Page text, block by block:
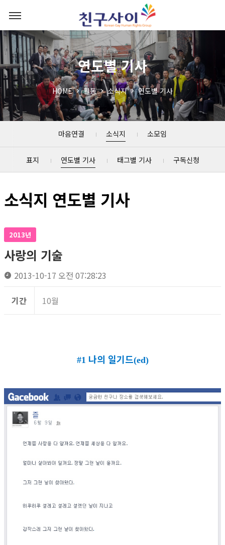
연도별 기사
HOME 활동 소식지 연도별 기사
마음연결 소식지 소모임
표지 연도별 기사 태그별 기사 구독신청
소식지 연도별 기사
2013년
사랑의 기술
2013-10-17 오전 07:28:23
기간 10월
#1 나의 일기드(ed)